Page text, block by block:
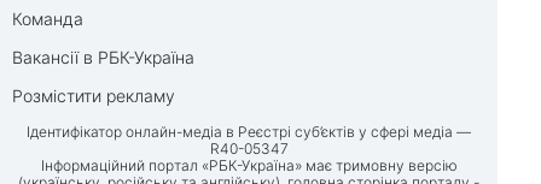
Команда
Вакансії в РБК-Україна
Розмістити рекламу
Ідентифікатор онлайн-медіа в Реєстрі суб’єктів у сфері медіа —
R40-05347
Інформаційний портал «РБК-Україна» має тримовну версію